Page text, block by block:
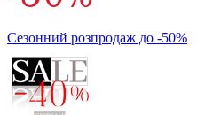
Сезонний розпродаж до -50%